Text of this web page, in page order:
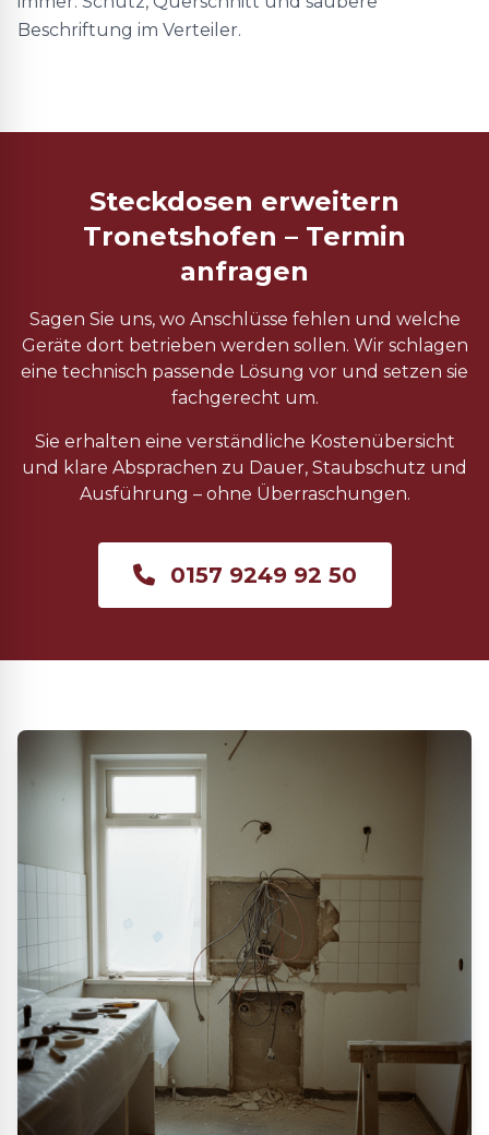
Beschriftung im Verteiler.
Steckdosen erweitern
Tronetshofen – Termin
anfragen
Sagen Sie uns, wo Anschlüsse fehlen und welche
Geräte dort betrieben werden sollen. Wir schlagen
eine technisch passende Lösung vor und setzen sie
fachgerecht um.
Sie erhalten eine verständliche Kostenübersicht
und klare Absprachen zu Dauer, Staubschutz und
Ausführung – ohne Überraschungen.
0157 9249 92 50